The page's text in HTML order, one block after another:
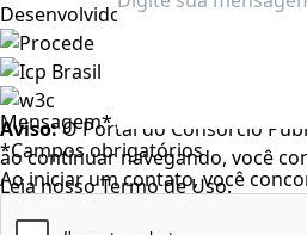
Mensagem*
*Campos obrigatórios
Ao iniciar um contato, você
Desenvolvido por
Aviso:O Portal do Consórcio
ao continuar navegando, você
Leia nossoTermo de Uso.
Aceitar